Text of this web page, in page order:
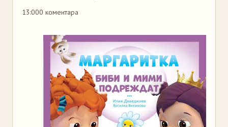
13:000 коментара